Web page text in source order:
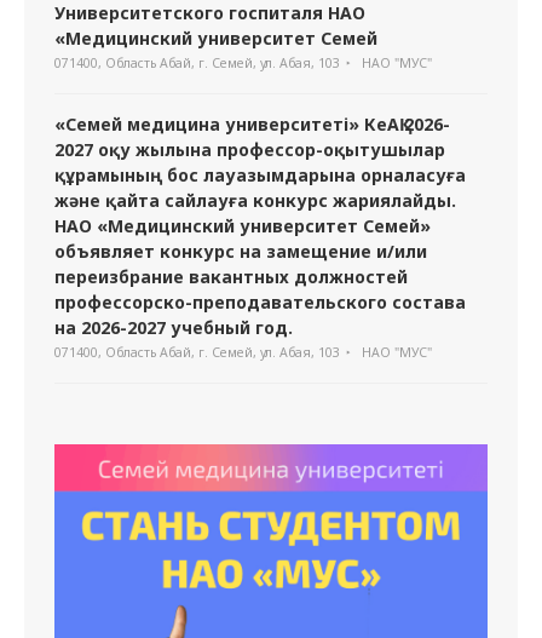
Университетского госпиталя НАО
«Медицинский университет Семей
071400, Область Абай, г. Семей, ул. Абая, 103 НАО "МУС"
«Семей медицина университеті» КеАҚ 2026-
2027 оқу жылына профессор-оқытушылар
құрамының бос лауазымдарына орналасуға
және қайта сайлауға конкурс жариялайды.
НАО «Медицинский университет Семей»
объявляет конкурс на замещение и/или
переизбрание вакантных должностей
профессорско-преподавательского состава
на 2026-2027 учебный год.
071400, Область Абай, г. Семей, ул. Абая, 103 НАО "МУС"